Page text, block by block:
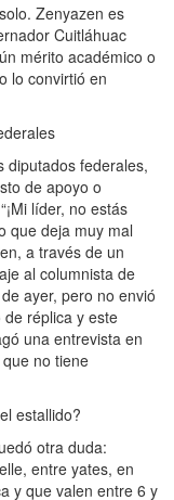
Zenyazen es
Cuitláhuac
mérito académico o
lo convirtió en
diputados federales,
de apoyo o
líder, no estás
que deja muy mal
a través de un
al columnista de
ayer, pero no envió
réplica y este
una entrevista en
no tiene
estallido?
otra duda:
entre yates, en
y que valen entre 6 y